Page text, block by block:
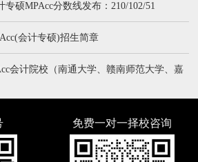
专硕MPAcc分数线发布：210/102/51
会计专硕)招生简章
会计院校（南通大学、赣南师范大学、嘉
免费一对一择校咨询